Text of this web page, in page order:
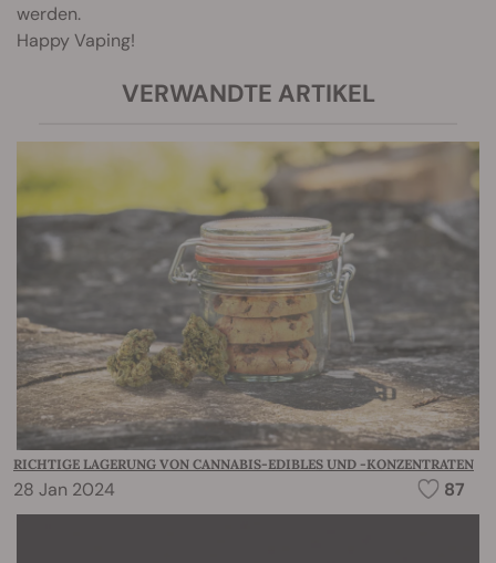
werden.
Happy Vaping!
VERWANDTE ARTIKEL
RICHTIGE LAGERUNG VON CANNABIS-EDIBLES UND -KONZENTRATEN
28 Jan 2024 87